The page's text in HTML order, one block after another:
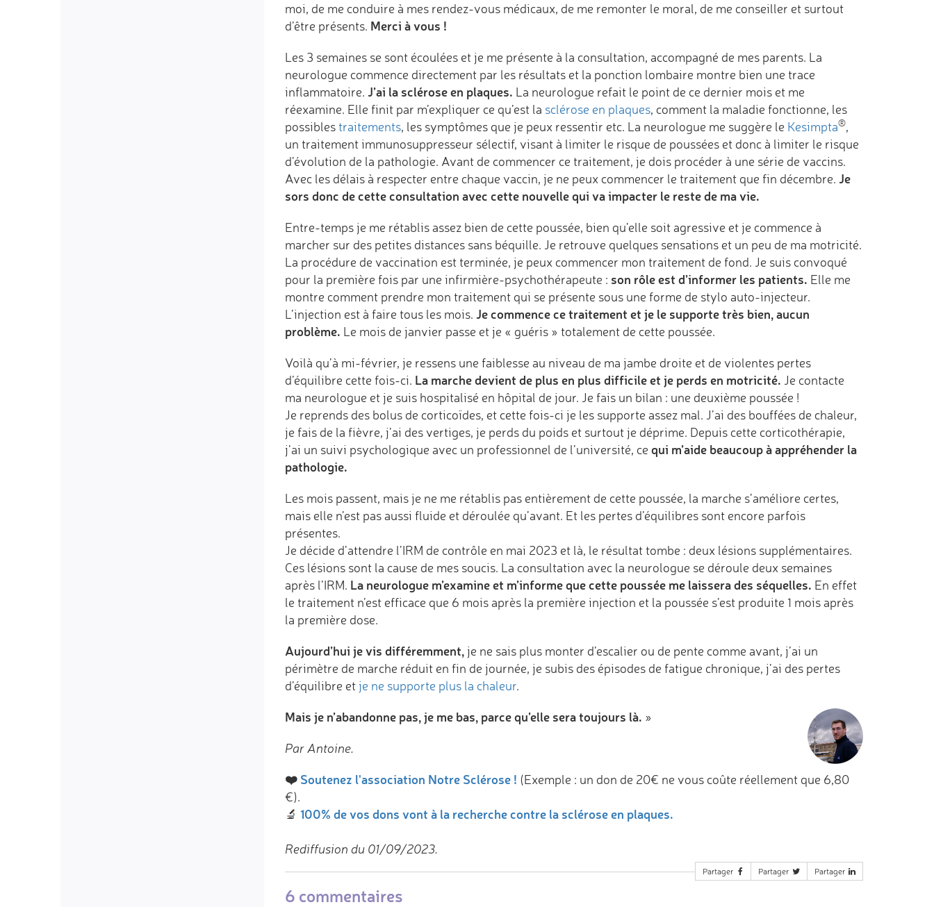
moi, de me conduire à mes rendez-vous médicaux, de me remonter le moral, de me conseiller et surtout
d’être présents. Merci à vous !
Les 3 semaines se sont écoulées et je me présente à la consultation, accompagné de mes parents. La
neurologue commence directement par les résultats et la ponction lombaire montre bien une trace
inflammatoire. J’ai la sclérose en plaques. La neurologue refait le point de ce dernier mois et me
réexamine. Elle finit par m’expliquer ce qu’est la sclérose en plaques, comment la maladie fonctionne, les
possibles traitements, les symptômes que je peux ressentir etc. La neurologue me suggère le Kesimpta®,
un traitement immunosuppresseur sélectif, visant à limiter le risque de poussées et donc à limiter le risque
d’évolution de la pathologie. Avant de commencer ce traitement, je dois procéder à une série de vaccins.
Avec les délais à respecter entre chaque vaccin, je ne peux commencer le traitement que fin décembre. Je
sors donc de cette consultation avec cette nouvelle qui va impacter le reste de ma vie.
Entre-temps je me rétablis assez bien de cette poussée, bien qu’elle soit agressive et je commence à
marcher sur des petites distances sans béquille. Je retrouve quelques sensations et un peu de ma motricité.
La procédure de vaccination est terminée, je peux commencer mon traitement de fond. Je suis convoqué
pour la première fois par une infirmière-psychothérapeute : son rôle est d’informer les patients. Elle me
montre comment prendre mon traitement qui se présente sous une forme de stylo auto-injecteur.
L’injection est à faire tous les mois. Je commence ce traitement et je le supporte très bien, aucun
problème. Le mois de janvier passe et je « guéris » totalement de cette poussée.
Voilà qu’à mi-février, je ressens une faiblesse au niveau de ma jambe droite et de violentes pertes
d’équilibre cette fois-ci. La marche devient de plus en plus difficile et je perds en motricité. Je contacte
ma neurologue et je suis hospitalisé en hôpital de jour. Je fais un bilan : une deuxième poussée !
Je reprends des bolus de corticoïdes, et cette fois-ci je les supporte assez mal. J’ai des bouffées de chaleur,
je fais de la fièvre, j’ai des vertiges, je perds du poids et surtout je déprime. Depuis cette corticothérapie,
j’ai un suivi psychologique avec un professionnel de l’université, ce qui m’aide beaucoup à appréhender la
pathologie.
Les mois passent, mais je ne me rétablis pas entièrement de cette poussée, la marche s’améliore certes,
mais elle n’est pas aussi fluide et déroulée qu’avant. Et les pertes d’équilibres sont encore parfois
présentes.
Je décide d’attendre l’IRM de contrôle en mai 2023 et là, le résultat tombe : deux lésions supplémentaires.
Ces lésions sont la cause de mes soucis. La consultation avec la neurologue se déroule deux semaines
après l’IRM. La neurologue m’examine et m’informe que cette poussée me laissera des séquelles. En effet
le traitement n’est efficace que 6 mois après la première injection et la poussée s’est produite 1 mois après
la première dose.
Aujourd’hui je vis différemment,je ne sais plus monter d’escalier ou de pente comme avant, j’ai un
périmètre de marche réduit en fin de journée, je subis des épisodes de fatigue chronique, j’ai des pertes
d’équilibre et je ne supporte plus la chaleur.
Mais je n’abandonne pas, je me bas, parce qu’elle sera toujours là. »
Par Antoine.
❤️ Soutenez l'association Notre Sclérose ! (Exemple : un don de 20€ ne vous coûte réellement que 6,80
€).
🔬 100% de vos dons vont à la recherche contre la sclérose en plaques.
Rediffusion du 01/09/2023.
Partager Partager Partager
6 commentaires